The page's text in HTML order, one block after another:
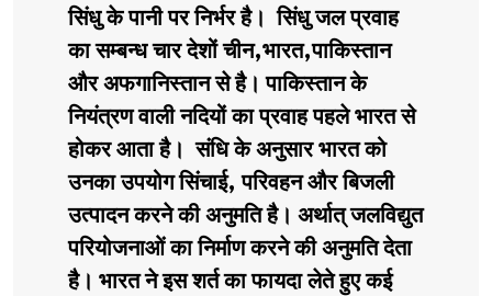
सिंधु के पानी पर निर्भर है। सिंधु जल प्रवाह
का सम्बन्ध चार देशों चीन,भारत,पाकिस्तान
और अफगानिस्तान से है। पाकिस्तान के
नियंत्रण वाली नदियों का प्रवाह पहले भारत से
होकर आता है। संधि के अनुसार भारत को
उनका उपयोग सिंचाई, परिवहन और बिजली
उत्पादन करने की अनुमति है। अर्थात् जलविद्युत
परियोजनाओं का निर्माण करने की अनुमति देता
है। भारत ने इस शर्त का फायदा लेते हुए कई